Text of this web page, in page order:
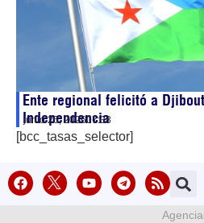
Ente regional felicitó a
Independencia
junio 26, 202607:38
[bcc_tasas_selector]